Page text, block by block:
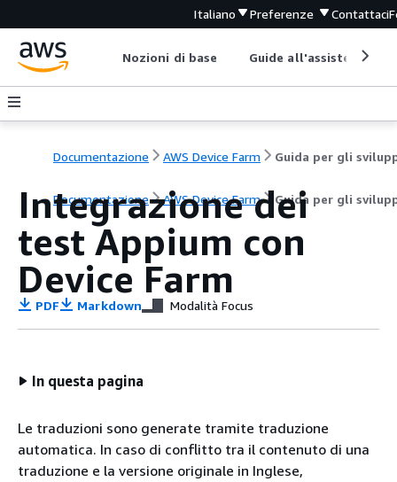
Italiano Preferenze Contattaci
Nozioni di base Guide all'assistenza
Documentazione AWS Device Farm
Documentazione AWS Device Farm Guida per gli
Integrazione dei
test Appium con
Device Farm
PDF Markdown Modalità Focus
In questa pagina
Le traduzioni sono generate tramite traduzione
automatica. In caso di conflitto tra il contenuto di una
traduzione e la versione originale in Inglese,